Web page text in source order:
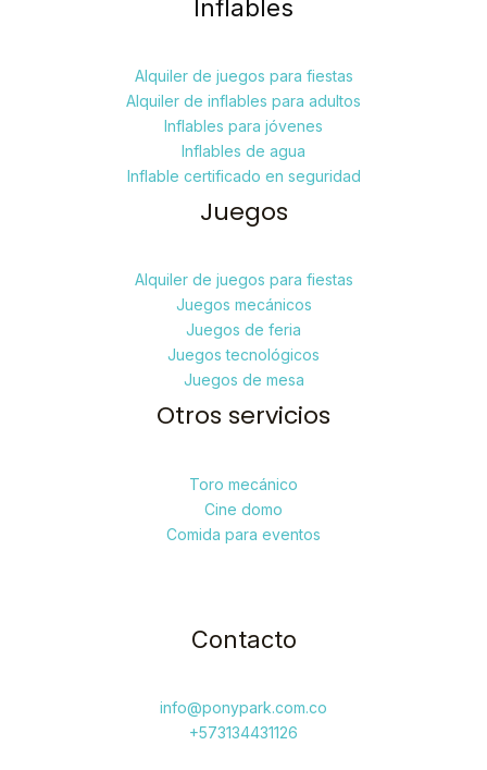
Inflables
Alquiler de juegos para fiestas
Alquiler de inflables para adultos
Inflables para jóvenes
Inflables de agua
Inflable certificado en seguridad
Juegos
Alquiler de juegos para fiestas
Juegos mecánicos
Juegos de feria
Juegos tecnológicos
Juegos de mesa
Otros servicios
Toro mecánico
Cine domo
Comida para eventos
Contacto
info@ponypark.com.co
+573134431126